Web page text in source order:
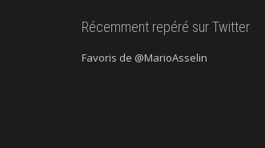
Récemment repéré sur Twitter
Favoris de @MarioAsselin